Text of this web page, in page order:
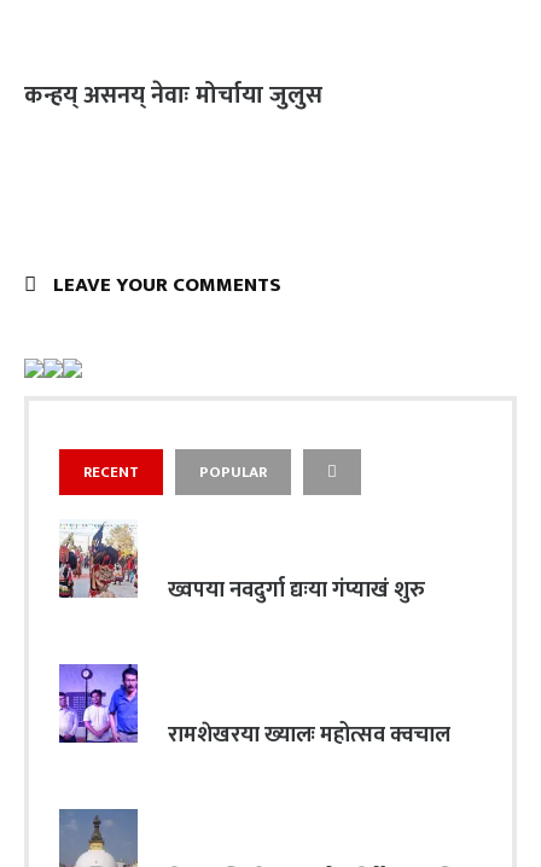
कन्हय् असनय् नेवाः मोर्चाया जुलुस
LEAVE YOUR COMMENTS
RECENT POPULAR
ख्वपया नवदुर्गा द्यःया गंप्याखं शुरु
रामशेखरया ख्यालः महोत्सव क्वचाल